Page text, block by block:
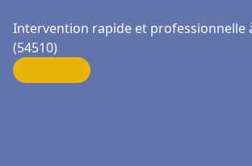
Intervention rapide et professionnelle
(54510)